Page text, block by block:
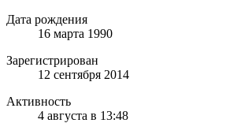
Дата рождения
16 марта 1990
Зарегистрирован
12 сентября 2014
Активность
4 августа в 13:48